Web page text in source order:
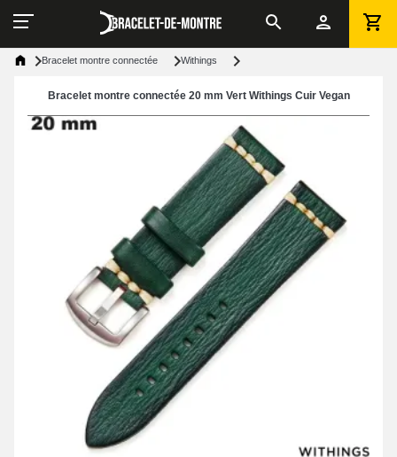
Bracelet montre connectée Withings
Bracelet montre connectée 20 mm Vert Withings Cuir Vegan